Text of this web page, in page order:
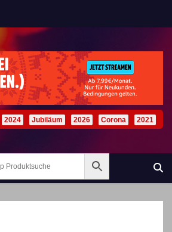
2024 Jubiläum 2026 Corona 2021